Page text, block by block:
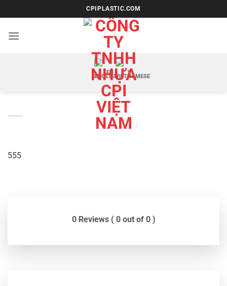
qua
nội
CPIPLASTIC.COM
EN VI
555
0 Reviews ( 0 out of 0 )